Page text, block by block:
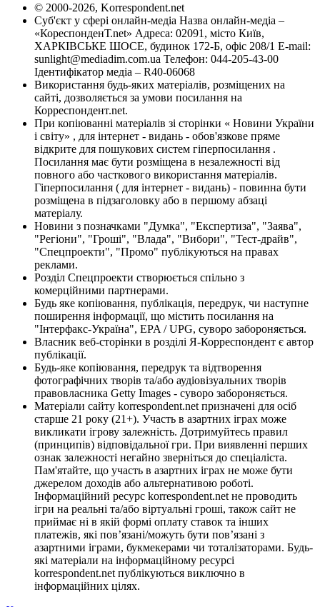
© 2000-2026, Korrespondent.net
Суб'єкт у сфері онлайн-медіа Назва онлайн-медіа –
«КореспонденТ.net» Адреса: 02091, місто Київ,
ХАРКІВСЬКЕ ШОСЕ, будинок 172-Б, офіс 208/1 E-mail:
sunlight@mediadim.com.ua Телефон: 044-205-43-00
Ідентифікатор медіа – R40-06068
Використання будь-яких матеріалів, розміщених на
сайті, дозволяється за умови посилання на
Корреспондент.net.
При копіюванні матеріалів зі сторінки « Новини України
і світу» , для інтернет - видань - обов'язкове пряме
відкрите для пошукових систем гіперпосилання .
Посилання має бути розміщена в незалежності від
повного або часткового використання матеріалів.
Гіперпосилання ( для інтернет - видань) - повинна бути
розміщена в підзаголовку або в першому абзаці
матеріалу.
Новини з позначками "Думка", "Експертиза", "Заява",
"Регіони", "Гроші", "Влада", "Вибори", "Тест-драйв",
"Спецпроекти", "Промо" публікуються на правах
реклами.
Розділ Спецпроекти створюється спільно з
комерційними партнерами.
Будь яке копіювання, публікація, передрук, чи наступне
поширення інформації, що містить посилання на
"Інтерфакс-Україна", EPA / UPG, суворо забороняється.
Власник веб-сторінки в розділі Я-Корреспондент є автор
публікації.
Будь-яке копіювання, передрук та відтворення
фотографічних творів та/або аудіовізуальних творів
правовласника Getty Images - суворо забороняється.
Матеріали сайту korrespondent.net призначені для осіб
старше 21 року (21+). Участь в азартних іграх може
викликати ігрову залежність. Дотримуйтесь правил
(принципів) відповідальної гри. При виявленні перших
ознак залежності негайно зверніться до спеціаліста.
Пам'ятайте, що участь в азартних іграх не може бути
джерелом доходів або альтернативою роботі.
Інформаційний ресурс korrespondent.net не проводить
ігри на реальні та/або віртуальні гроші, також сайт не
приймає ні в якій формі оплату ставок та інших
платежів, які пов’язані/можуть бути пов’язані з
азартними іграми, букмекерами чи тоталізаторами. Будь-
які матеріали на інформаційному ресурсі
korrespondent.net публікуються виключно в
інформаційних цілях.